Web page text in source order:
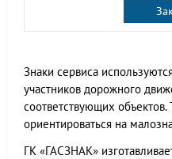
Знаки сервиса
участников дорожного
соответствующих
ориентироваться на
ГК «ГАСЗНАК»